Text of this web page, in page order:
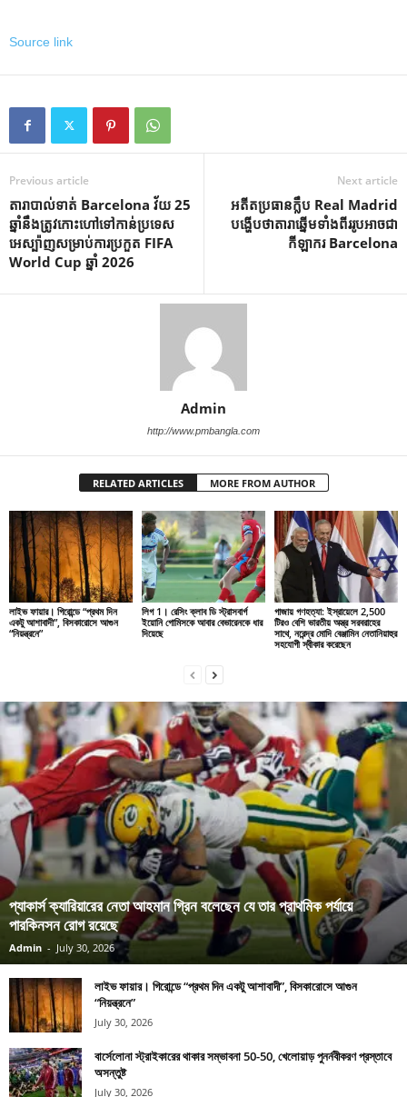
Source link
Previous article
តារាបាល់ទាត់ Barcelona វ័យ 25
ឆ្នាំនឹងត្រូវកោះហៅទៅកាន់ប្រទេស
អេស្ប៉ាញសម្រាប់ការប្រកួត FIFA
World Cup ឆ្នាំ 2026
Next article
អតីត​ប្រធាន​ក្លឹប Real Madrid
បង្ហើប​ថា​តារា​ឆ្នើម​ទាំង​ពីរ​រូប​អាច​ជា​
កីឡាករ Barcelona
Admin
http://www.pmbangla.com
RELATED ARTICLES MORE FROM AUTHOR
লাইভ ফায়ার। গিরোন্ডে “প্রথম দিন
একটু আশাবাদী”, বিসকারোসে আগুন
“নিয়ন্ত্রনে”
লিগ 1। রেসিং ক্লাব ডি স্ট্রাসবার্গ
ইয়োনি গোমিসকে আবার বেভারেনকে ধার
দিয়েছে
গাজায় গণহত্যা: ইস্রায়েলে 2,500
টিরও বেশি ভারতীয় অস্ত্র সরবরাহের
সাথে, নরেন্দ্র মোদি বেঞ্জামিন নেতানিয়াহুর
সহযোগী স্বীকার করেছেন
প্যাকার্স ক্যারিয়ারের নেতা আহমান গ্রিন বলেছেন যে তার প্রাথমিক পর্যায়ে
পারকিনসন রোগ রয়েছে
Admin - July 30, 2026
লাইভ ফায়ার। গিরোন্ডে “প্রথম দিন একটু আশাবাদী”, বিসকারোসে আগুন
“নিয়ন্ত্রনে”
July 30, 2026
বার্সেলোনা স্ট্রাইকারের থাকার সম্ভাবনা 50-50, খেলোয়াড় পুনর্নবীকরণ প্রস্তাবে
অসন্তুষ্ট
July 30, 2026